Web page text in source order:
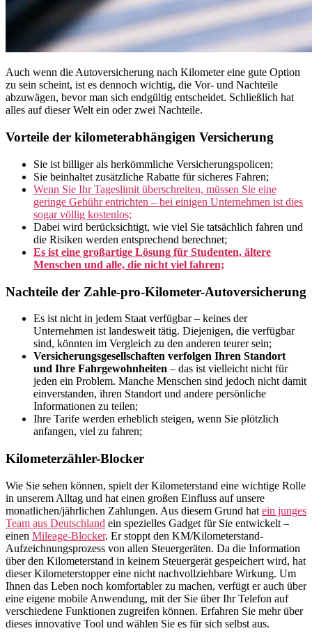
Auch wenn die Autoversicherung nach Kilometer eine gute Option
zu sein scheint, ist es dennoch wichtig, die Vor- und Nachteile
abzuwägen, bevor man sich endgültig entscheidet. Schließlich hat
alles auf dieser Welt ein oder zwei Nachteile.
Vorteile der kilometerabhängigen Versicherung
Sie ist billiger als herkömmliche Versicherungspolicen;
Sie beinhaltet zusätzliche Rabatte für sicheres Fahren;
Wenn Sie Ihr Tageslimit überschreiten, müssen Sie eine
geringe Gebühr entrichten – bei einigen Unternehmen ist dies
sogar völlig kostenlos;
Dabei wird berücksichtigt, wie viel Sie tatsächlich fahren und
die Risiken werden entsprechend berechnet;
Es ist eine großartige Lösung für Studenten, ältere
Menschen und alle, die nicht viel fahren;
Nachteile der Zahle-pro-Kilometer-Autoversicherung
Es ist nicht in jedem Staat verfügbar – keines der
Unternehmen ist landesweit tätig. Diejenigen, die verfügbar
sind, könnten im Vergleich zu den anderen teurer sein;
Versicherungsgesellschaften verfolgen Ihren Standort
und Ihre Fahrgewohnheiten – das ist vielleicht nicht für
jeden ein Problem. Manche Menschen sind jedoch nicht damit
einverstanden, ihren Standort und andere persönliche
Informationen zu teilen;
Ihre Tarife werden erheblich steigen, wenn Sie plötzlich
anfangen, viel zu fahren;
Kilometerzähler-Blocker
Wie Sie sehen können, spielt der Kilometerstand eine wichtige Rolle
in unserem Alltag und hat einen großen Einfluss auf unsere
monatlichen/jährlichen Zahlungen. Aus diesem Grund hat ein junges
Team aus Deutschland ein spezielles Gadget für Sie entwickelt –
einen Mileage-Blocker. Er stoppt den KM/Kilometerstand-
Aufzeichnungsprozess von allen Steuergeräten. Da die Information
über den Kilometerstand in keinem Steuergerät gespeichert wird, hat
dieser Kilometerstopper eine nicht nachvollziehbare Wirkung. Um
Ihnen das Leben noch komfortabler zu machen, verfügt er auch über
eine eigene mobile Anwendung, mit der Sie über Ihr Telefon auf
verschiedene Funktionen zugreifen können. Erfahren Sie mehr über
dieses innovative Tool und wählen Sie es für sich selbst aus.